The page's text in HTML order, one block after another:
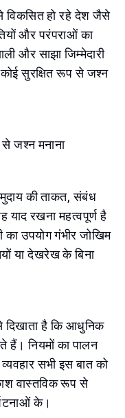
विकसित हो रहे देश जैसे
और परंपराओं का
और साझा जिम्मेदारी
सुरक्षित रूप से जश्न
से जश्न मनाना
की ताकत, संबंध
याद रखना महत्वपूर्ण है
उपयोग गंभीर जोखिम
या देखरेख के बिना
है कि आधुनिक
हैं। नियमों का पालन
सभी इस बात को
वास्तविक रूप से
के।